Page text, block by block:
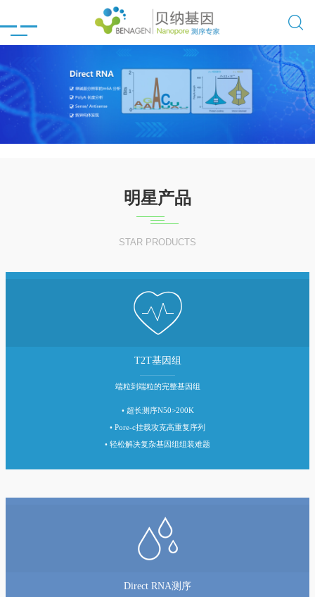

明星产品
STAR PRODUCTS
T2T基因组
端粒到端粒的完整基因组
• 超长测序N50>200K
• Pore-c挂载攻克高重复序列
• 轻松解决复杂基因组组装难题
Direct RNA测序